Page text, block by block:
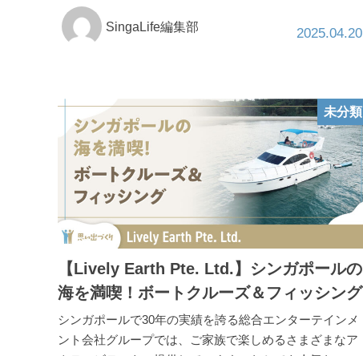
SingaLife編集部 2025.04.20
未分類
【Lively Earth Pte. Ltd.】シンガポールの
海を満喫！ボートクルーズ＆フィッシング
シンガポールで30年の実績を誇る総合エンターテインメ
ント会社グループでは、ご家族で楽しめるさまざまなア